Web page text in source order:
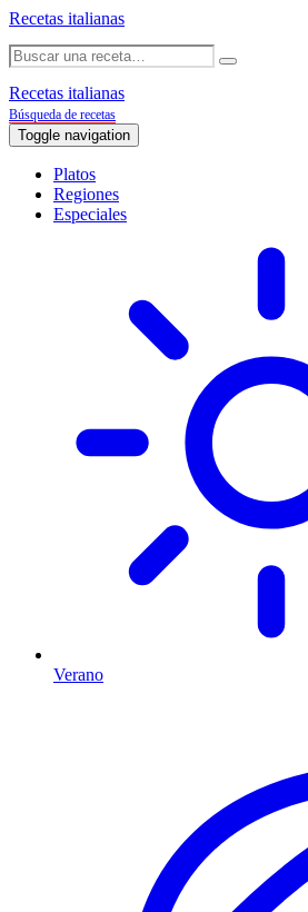
Recetas italianas
Recetas italianas
Búsqueda de recetas
Toggle navigation
Platos
Regiones
Especiales
Verano